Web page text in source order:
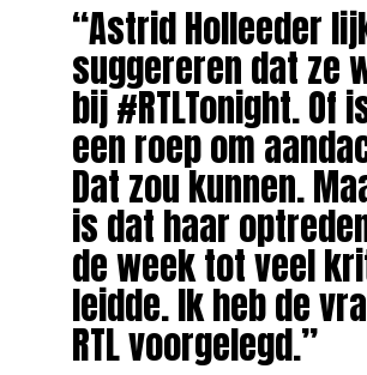
“Astrid Holleeder
suggereren dat ze
bij #RTLTonight. Of
een roep om
Dat zou kunnen.
is dat haar
de week tot veel
leidde. Ik heb de
RTL voorgelegd.”